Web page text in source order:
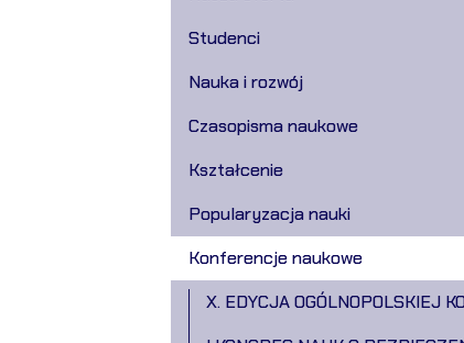
Studenci
Nauka i rozwój
Czasopisma naukowe
Kształcenie
Popularyzacja nauki
Konferencje naukowe
X. EDYCJA OGÓLNOPOLSKIEJ